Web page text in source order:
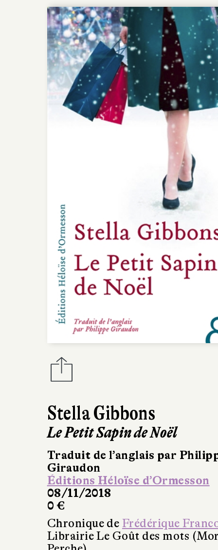
Stella Gibbons
Le Petit Sapin de Noël
Traduit de l’anglais par
Giraudon
Éditions Héloïse d’Ormesson
08/11/2018
0 €
Chronique de Frédérique
Librairie Le Goût des mots